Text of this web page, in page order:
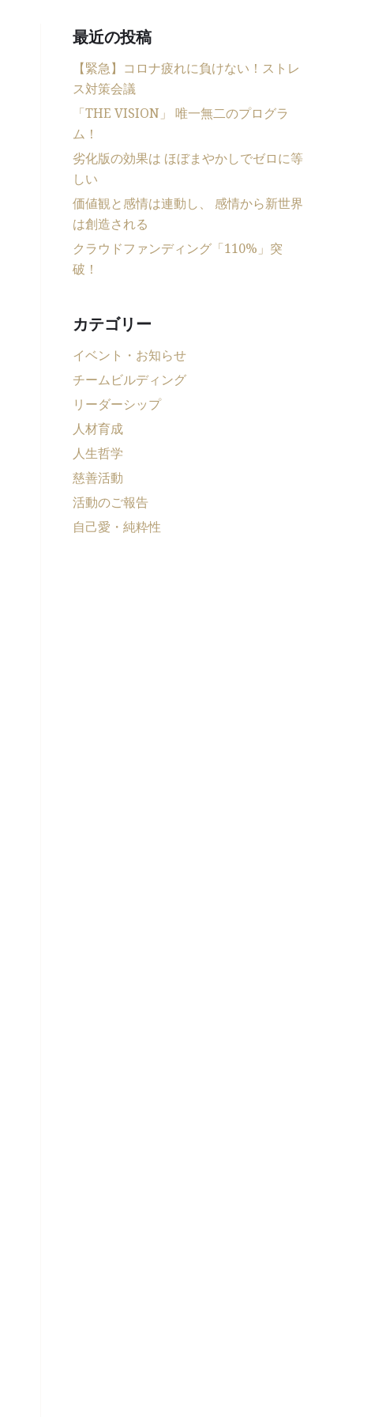
最近の投稿
【緊急】コロナ疲れに負けない！ストレ
ス対策会議
「THE VISION」 唯一無二のプログラ
ム！
劣化版の効果は ほぼまやかしでゼロに等
しい
価値観と感情は連動し、 感情から新世界
は創造される
クラウドファンディング「110%」突
破！
カテゴリー
イベント・お知らせ
チームビルディング
リーダーシップ
人材育成
人生哲学
慈善活動
活動のご報告
自己愛・純粋性